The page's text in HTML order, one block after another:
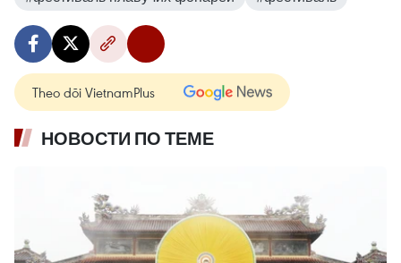
Theo dõi VietnamPlus
НОВОСТИ ПО ТЕМЕ